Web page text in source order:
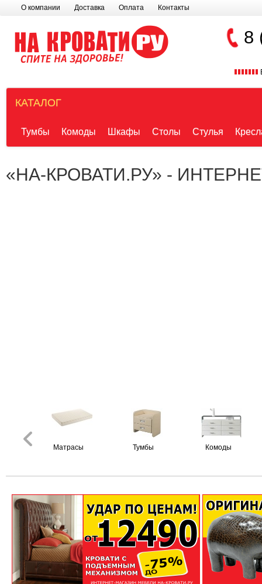
О компании Доставка Оплата Контакты
8
КАТАЛОГ
Тумбы Комоды Шкафы Столы Стулья
«НА-КРОВАТИ.РУ» -
Матрасы Тумбы Комоды